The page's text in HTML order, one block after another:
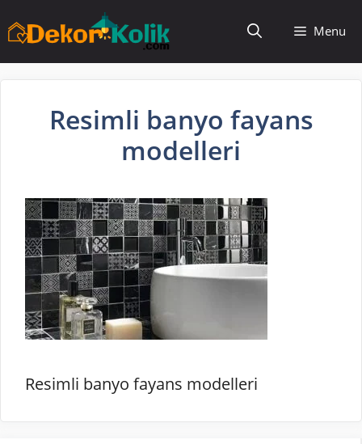
atla
Menu
Resimli banyo fayans
modelleri
Resimli banyo fayans modelleri